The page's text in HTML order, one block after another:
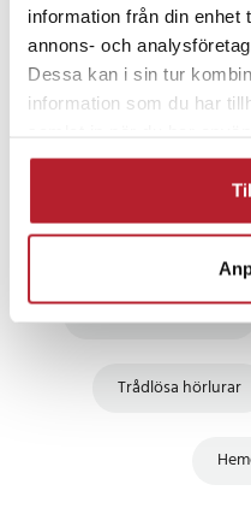
information från din enhet
annons- och
Dessa kan i sin tur
information som du har
Trådlösa hörlurar